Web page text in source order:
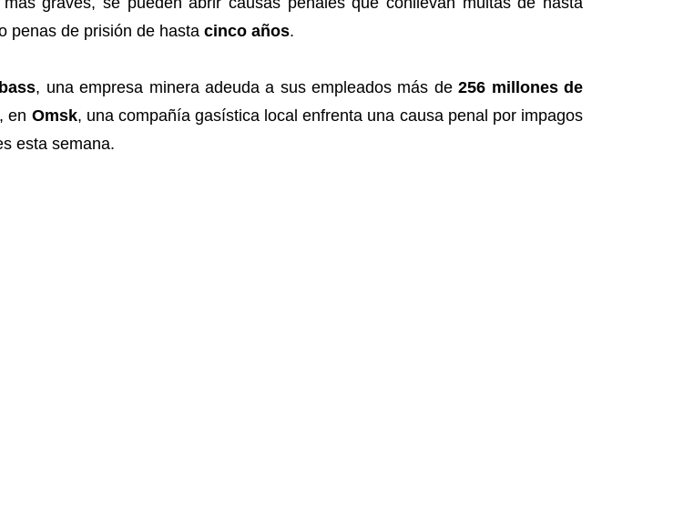
penas de prisión de hasta cinco años.
, una empresa minera adeuda a sus empleados más de256 millones de
en Omsk, una compañía gasística local enfrenta una causa penal por impagos
esta semana.